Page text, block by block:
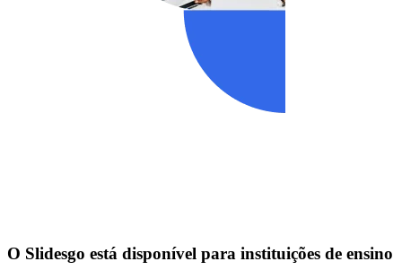
O Slidesgo está disponível para instituições de ensino